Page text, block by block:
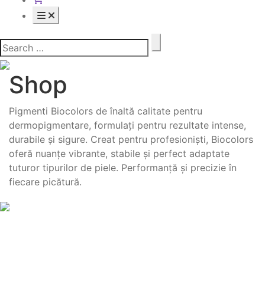
Shop
Pigmenti Biocolors de înaltă calitate pentru
dermopigmentare, formulați pentru rezultate intense,
durabile și sigure. Creat pentru profesioniști, Biocolors
oferă nuanțe vibrante, stabile și perfect adaptate
tuturor tipurilor de piele. Performanță și precizie în
fiecare picătură.